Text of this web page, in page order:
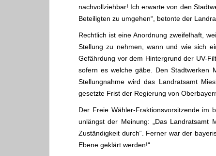
nachvollziehbar! Ich erwarte von den
Beteiligten zu umgehen“, betonte der
Rechtlich ist eine Anordnung zweifelhaft,
Stellung zu nehmen, wann und wie sich
Gefährdung vor dem Hintergrund der UV-
sofern es welche gäbe. Den Stadtwerken
Stellungnahme wird das Landratsamt
gesetzte Frist der Regierung von
Der Freie Wähler-Fraktionsvorsitzende im
unlängst der Meinung: „Das Landratsamt
Zuständigkeit durch“. Ferner war der
Ebene geklärt werden!“